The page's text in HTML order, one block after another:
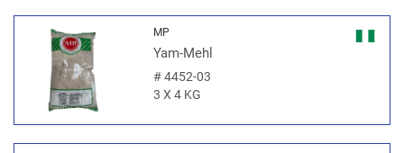
MP
Yam-Mehl
#4452-03
3 X 4 KG